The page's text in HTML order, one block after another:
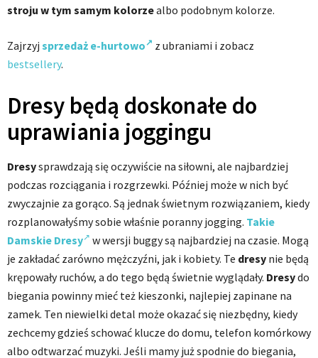
stroju w tym samym kolorzealbo podobnym kolorze.
Zajrzyj sprzedaż e-hurtowo
z ubraniami i zobacz
bestsellery.
Dresy będą doskonałe do
uprawiania joggingu
Dresysprawdzają się oczywiście na siłowni, ale najbardziej
podczas rozciągania i rozgrzewki. Później może w nich być
zwyczajnie za gorąco. Są jednak świetnym rozwiązaniem, kiedy
rozplanowałyśmy sobie właśnie poranny jogging. Takie
Damskie Dresy
w wersji buggy są najbardziej na czasie. Mogą
je zakładać zarówno mężczyźni, jak i kobiety. Te dresy nie będą
krępowały ruchów, a do tego będą świetnie wyglądały. Dresydo
biegania powinny mieć też kieszonki, najlepiej zapinane na
zamek. Ten niewielki detal może okazać się niezbędny, kiedy
zechcemy gdzieś schować klucze do domu, telefon komórkowy
albo odtwarzać muzyki. Jeśli mamy już spodnie do biegania,